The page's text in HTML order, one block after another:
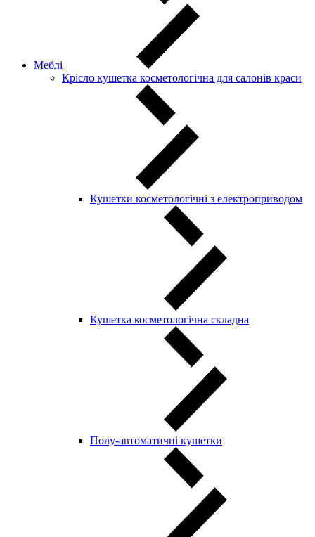
Меблі
Крісло кушетка косметологічна для салонів краси
Кушетки косметологічні з електроприводом
Кушетка косметологічна складна
Полу-автоматичні кушетки